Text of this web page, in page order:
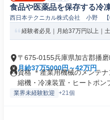
食品や医薬品を保存する冷
西日本テクニカル株式会社 小野 【
経験者必見｜月給37万円以上｜
〒675-0155兵庫県加古郡播
月給37万5000円～42万円
資格 ＊産業用機械のメンテ
縮機・冷凍装置・ヒートポン
業界未経験歓迎 +21個